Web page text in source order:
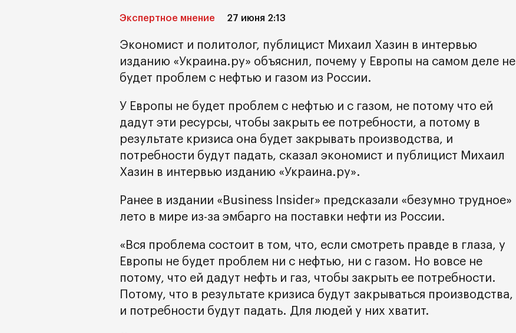
Экспертное мнение 27 июня 2:13
Экономист и политолог, публицист Михаил Хазин в интервью
изданию «Украина.ру» объяснил, почему у Европы на самом деле не
будет проблем с нефтью и газом из России.
У Европы не будет проблем с нефтью и с газом, не потому что ей
дадут эти ресурсы, чтобы закрыть ее потребности, а потому в
результате кризиса она будет закрывать производства, и
потребности будут падать, сказал экономист и публицист Михаил
Хазин в интервью изданию «Украина.ру».
Ранее в издании «Business Insider» предсказали «безумно трудное»
лето в мире из-за эмбарго на поставки нефти из России.
«Вся проблема состоит в том, что, если смотреть правде в глаза, у
Европы не будет проблем ни с нефтью, ни с газом. Но вовсе не
потому, что ей дадут нефть и газ, чтобы закрыть ее потребности.
Потому, что в результате кризиса будут закрываться производства,
и потребности будут падать. Для людей у них хватит.